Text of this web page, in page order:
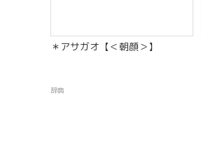
＊アサガオ【＜朝顔＞】
辞典